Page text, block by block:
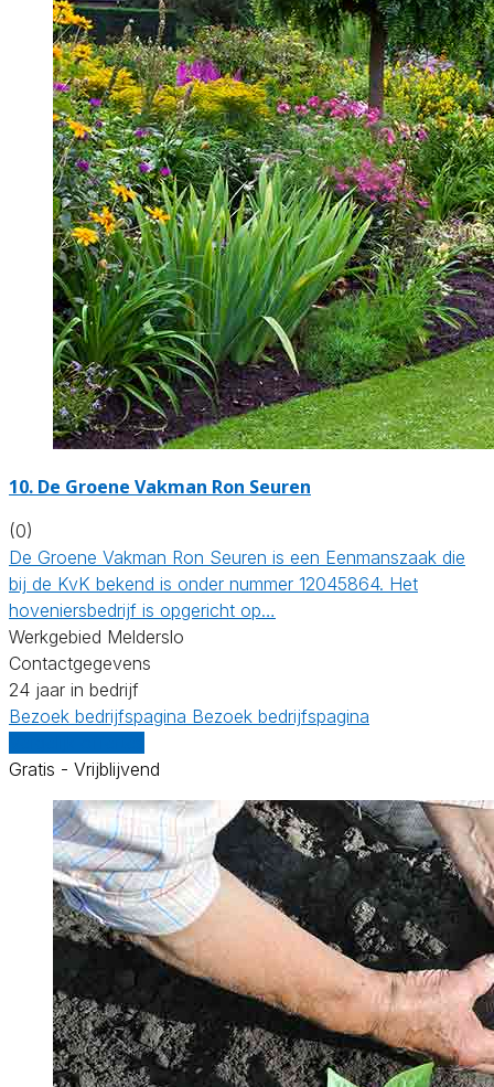
10. De Groene Vakman Ron Seuren
(0)
De Groene Vakman Ron Seuren is een Eenmanszaak die
bij de KvK bekend is onder nummer 12045864. Het
hoveniersbedrijf is opgericht op…
Werkgebied Melderslo
Contactgegevens
24 jaar in bedrijf
Bezoek bedrijfspagina Bezoek bedrijfspagina
Gratis - Vrijblijvend